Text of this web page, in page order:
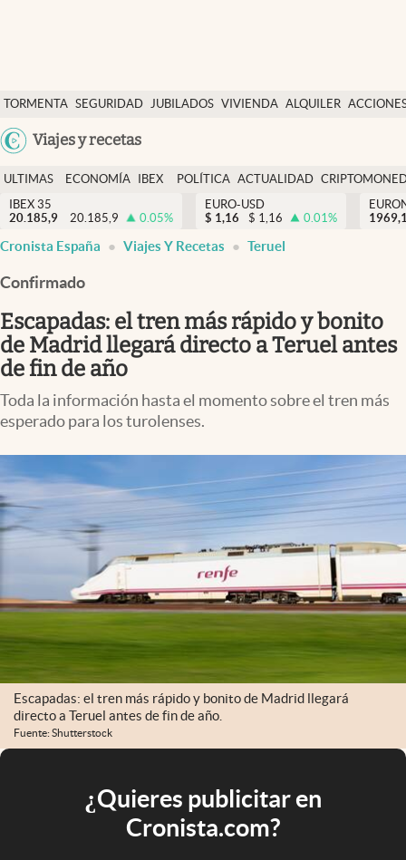
TORMENTA SEGURIDAD JUBILADOS VIVIENDA ALQUILER
USA
Viajes y recetas
Economía y finanzas
Política
Actualidad
Criptomonedas
España
ULTIMAS
NOTICIAS
ECONOMÍA
FINANZAS
IBEX
EURO
POLÍTICA ACTUALIDAD
IBEX 35
20.185,9
20.185,9 0.05%
EURO-USD
$ 1,16 $ 1,16 0.01%
Cronista España Viajes Y Recetas Teruel
Confirmado
Escapadas: el tren más rápido y bonito
de Madrid llegará directo a Teruel antes
de fin de año
Toda la información hasta el momento sobre el tren más
esperado para los turolenses.
Escapadas: el tren más rápido y bonito de Madrid llegará
directo a Teruel antes de fin de año.
Fuente: Shutterstock
¿Quieres publicitar en
Cronista.com?